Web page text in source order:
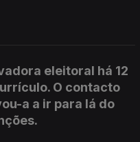
eleitoral há 12
O contacto
a a ir para lá do